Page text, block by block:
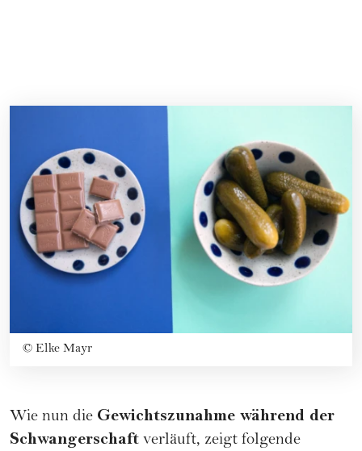
© Elke Mayr
Wie nun die Gewichtszunahme während der
Schwangerschaft verläuft, zeigt folgende